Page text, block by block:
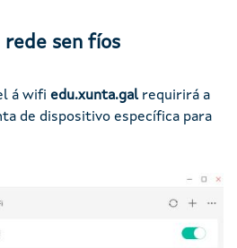
sen fíos
á wifi edu.xunta.gal requirirá a
de dispositivo específica para